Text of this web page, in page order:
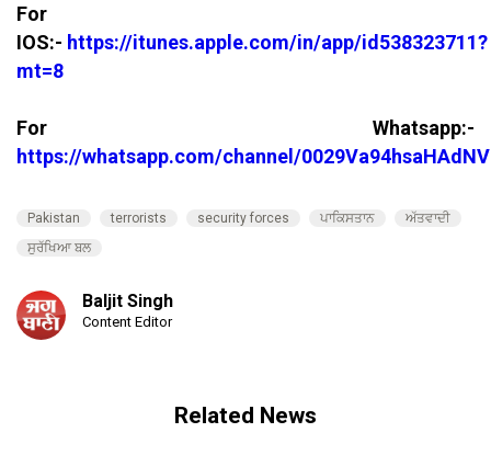
For
IOS:- https://itunes.apple.com/in/app/id538323711?
mt=8
For Whatsapp:-
https://whatsapp.com/channel/
Pakistan terrorists security forces ਪਾਕਿਸਤਾਨ
ਅੱਤਵਾਦੀ
ਸੁਰੱਖਿਆ ਬਲ
Baljit Singh
Content Editor
Related News